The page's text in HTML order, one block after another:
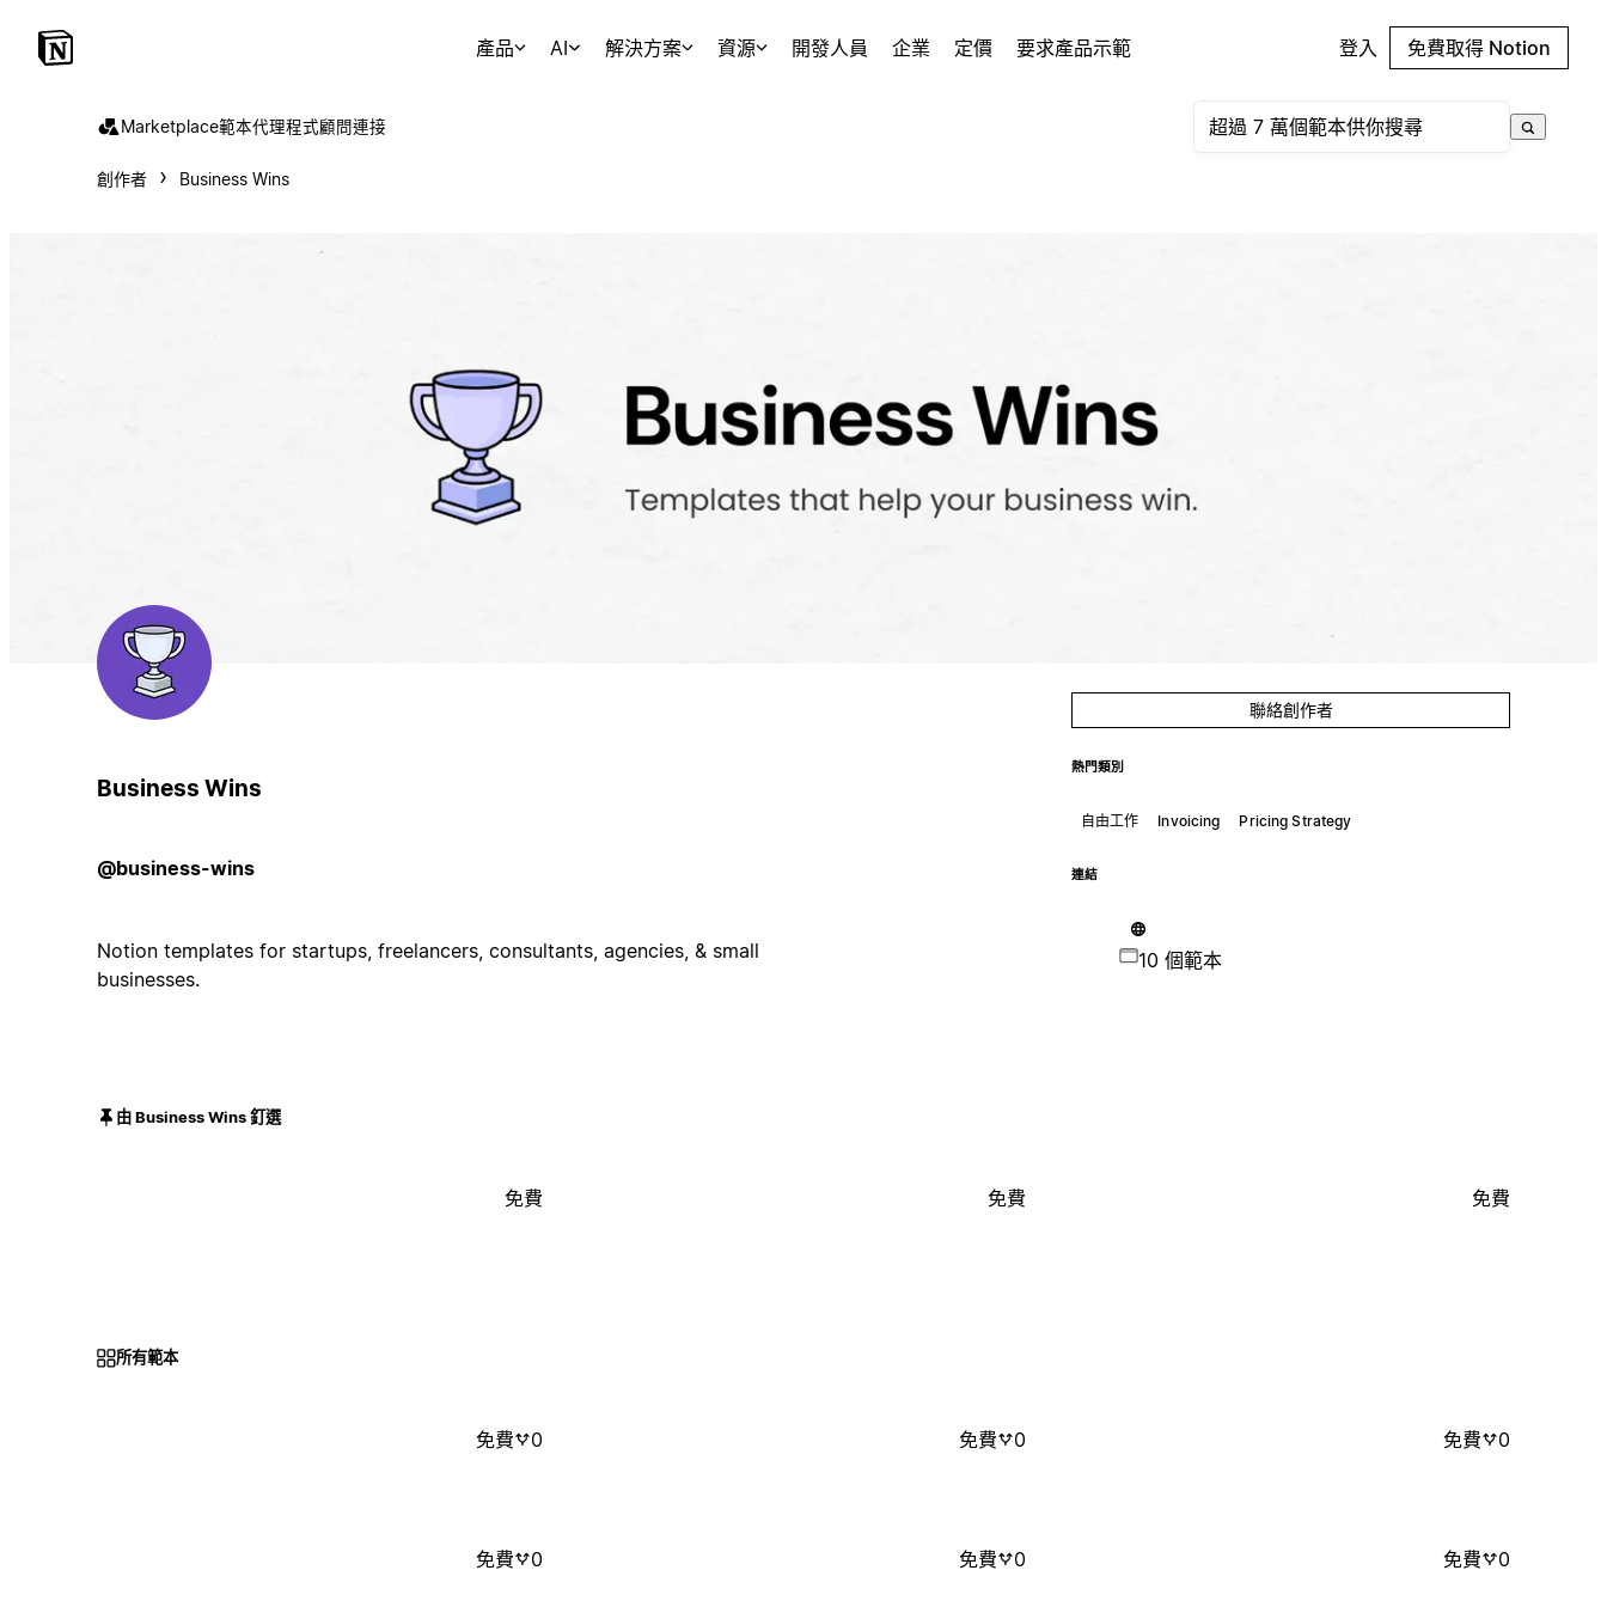
產品 AI 解決方案 資源 開發人員 企業 定價 要求產品示範 登入 免費取得 Notion
Marketplace範本代理程式顧問連接
創作者 Business Wins
Business Wins
@business-wins
Notion templates for startups, freelancers, consultants, agencies, & small
businesses.
聯絡創作者
熱門類別
自由工作 Invoicing Pricing Strategy
連結
10 個範本
由 Business Wins 釘選
免費 免費 免費
所有範本
免費 0 免費 0 免費 0
免費 0 免費 0 免費 0